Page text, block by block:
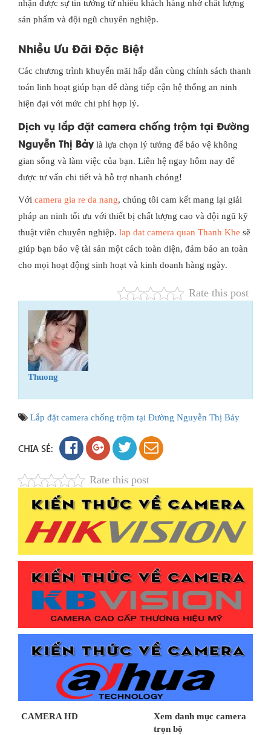
nhận được sự tin tưởng từ nhiều khách hàng nhờ chất lượng
sản phẩm và đội ngũ chuyên nghiệp.
Nhiều Ưu Đãi Đặc Biệt
Các chương trình khuyến mãi hấp dẫn cùng chính sách thanh
toán linh hoạt giúp bạn dễ dàng tiếp cận hệ thống an ninh
hiện đại với mức chi phí hợp lý.
Dịch vụ lắp đặt camera chống trộm tại Đường
Nguyễn Thị Bảy là lựa chọn lý tưởng để bảo vệ không
gian sống và làm việc của bạn. Liên hệ ngay hôm nay để
được tư vấn chi tiết và hỗ trợ nhanh chóng!
Với camera gia re da nang, chúng tôi cam kết mang lại giải
pháp an ninh tối ưu với thiết bị chất lượng cao và đội ngũ kỹ
thuật viên chuyên nghiệp. lap dat camera quan Thanh Khe sẽ
giúp bạn bảo vệ tài sản một cách toàn diện, đảm bảo an toàn
cho mọi hoạt động sinh hoạt và kinh doanh hàng ngày.
Rate this post
Thuong
Lắp đặt camera chống trộm tại Đường Nguyễn Thị Bảy
CHIA SẺ:
Rate this post
CAMERA HD
Xem danh mục camera
trọn bộ